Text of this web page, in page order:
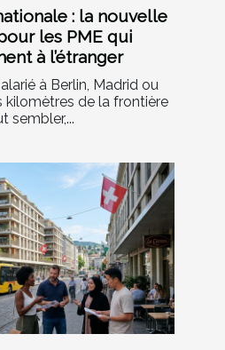
: la nouvelle
les PME qui
à l’étranger
à Berlin, Madrid ou
kilomètres de la frontière
sembler,...